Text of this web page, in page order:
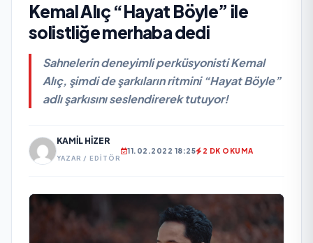
Kemal Alıç “Hayat Böyle” ile
solistliğe merhaba dedi
Sahnelerin deneyimli perküsyonisti Kemal
Alıç, şimdi de şarkıların ritmini “Hayat Böyle”
adlı şarkısını seslendirerek tutuyor!
KAMIL HIZER
YAZAR / EDITÖR
11.02.2022 18:25 2 DK OKUMA